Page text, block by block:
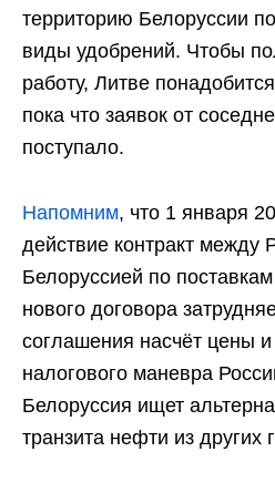
территорию Белоруссии
виды удобрений. Чтобы
работу, Литве
пока что заявок от
поступало.
Напомним, что 1 января
действие контракт между
Белоруссией по
нового договора
соглашения насчёт цены
налогового маневра
Белоруссия ищет
транзита нефти из других